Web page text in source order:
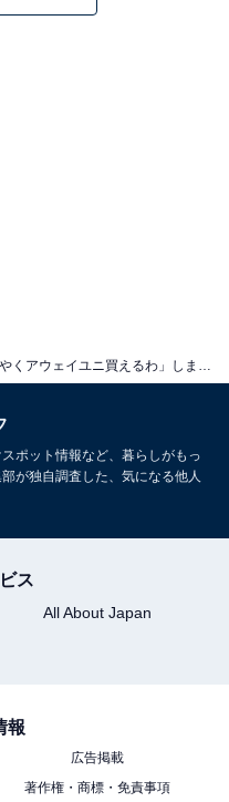
ポット情報など、暮らしがもっ
が独自調査した、気になる他人
ス
All About Japan
報
広告掲載
著作権・商標・免責事項